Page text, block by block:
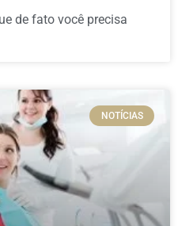
de fato você precisa
NOTÍCIAS